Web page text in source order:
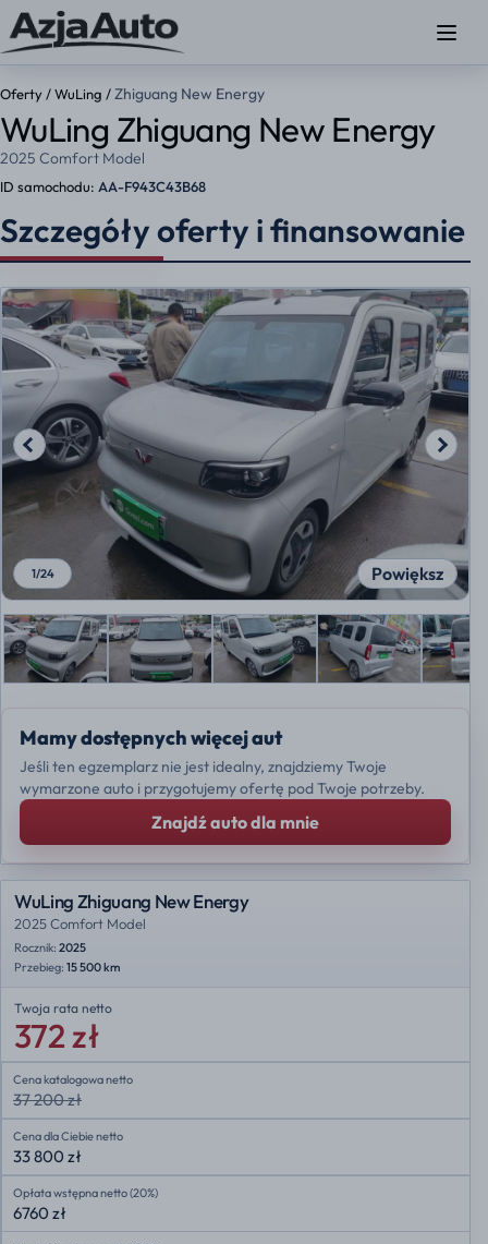
Oferty /WuLing /Zhiguang New Energy
WuLing Zhiguang New Energy
2025 Comfort Model
ID samochodu: AA-F943C43B68
Szczegóły oferty i finansowanie
Powiększ
1/24
Mamy dostępnych więcej aut
Jeśli ten egzemplarz nie jest idealny, znajdziemy Twoje
wymarzone auto i przygotujemy ofertę pod Twoje potrzeby.
Znajdź auto dla mnie
WuLing Zhiguang New Energy
2025 Comfort Model
Rocznik: 2025
Przebieg: 15 500 km
Twoja rata netto
372 zł
Cena katalogowa netto
37 200 zł
Cena dla Ciebie netto
33 800 zł
Opłata wstępna netto (20%)
6760 zł